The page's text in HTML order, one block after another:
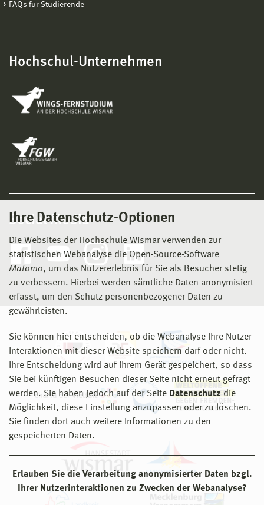
Ihre Datenschutz-Optionen
Die Websites der Hochschule Wismar verwenden zur
statistischen Webanalyse die Open-Source-Software
Matomo, um das Nutzererlebnis für Sie als Besucher stetig
zu verbessern. Hierbei werden sämtliche Daten anonymisiert
erfasst, um den Schutz personenbezogener Daten zu
gewährleisten.
Sie können hier entscheiden, ob die Webanalyse Ihre Nutzer-
Interaktionen mit dieser Website speichern darf oder nicht.
Ihre Entscheidung wird auf ihrem Gerät gespeichert, so dass
Sie bei künftigen Besuchen dieser Seite nicht erneut gefragt
werden. Sie haben jedoch auf der Seite Datenschutz die
Möglichkeit, diese Einstellung anzupassen oder zu löschen.
Sie finden dort auch weitere Informationen zu den
gespeicherten Daten.
Erlauben Sie die Verarbeitung anonymisierter Daten bzgl.
Ihrer Nutzerinteraktionen zu Zwecken der Webanalyse?
FAQs für Studierende
Hochschul-Unternehmen
Social Media